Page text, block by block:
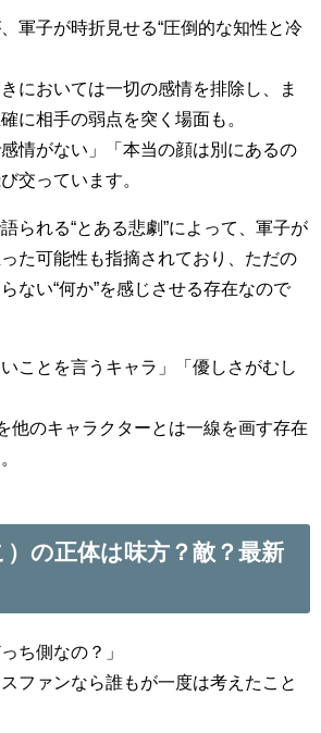
軍子が時折見せる“圧倒的な知性と冷
においては一切の感情を排除し、ま
に相手の弱点を突く場面も。
情がない」「本当の顔は別にあるの
交っています。
られる“とある悲劇”によって、軍子が
た可能性も指摘されており、ただの
ない“何か”を感じさせる存在なので
ことを言うキャラ」「優しさがむし
他のキャラクターとは一線を画す存在
の正体は味方？敵？最新
ち側なの？」
ファンなら誰もが一度は考えたこと